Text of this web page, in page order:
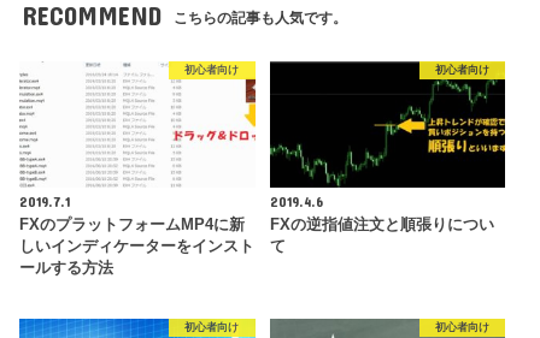
RECOMMEND こちらの記事も人気です。
初心者向け
2019.7.1
FXのプラットフォームMP4に新
しいインディケーターをインスト
ールする方法
初心者向け
2019.4.6
FXの逆指値注文と順張りについ
て
初心者向け 初心者向け